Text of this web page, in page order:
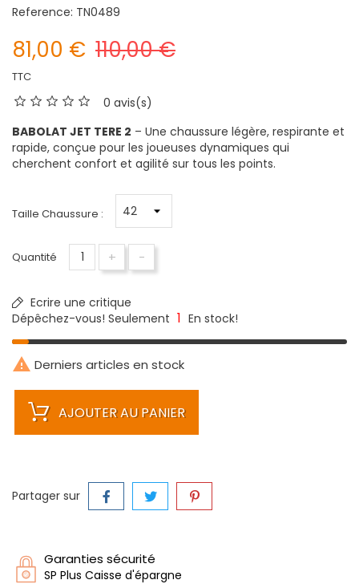
Reference: TN0489
81,00 € 110,00 €
TTC
0 avis(s)
BABOLAT JET TERE 2 – Une chaussure légère, respirante et
rapide, conçue pour les joueuses dynamiques qui
cherchent confort et agilité sur tous les points.
Taille Chaussure :
Quantité + -
Ecrire une critique
Dépêchez-vous! Seulement 1 En stock!
 Derniers articles en stock
AJOUTER AU PANIER
Partager sur
Garanties sécurité
SP Plus Caisse d'épargne